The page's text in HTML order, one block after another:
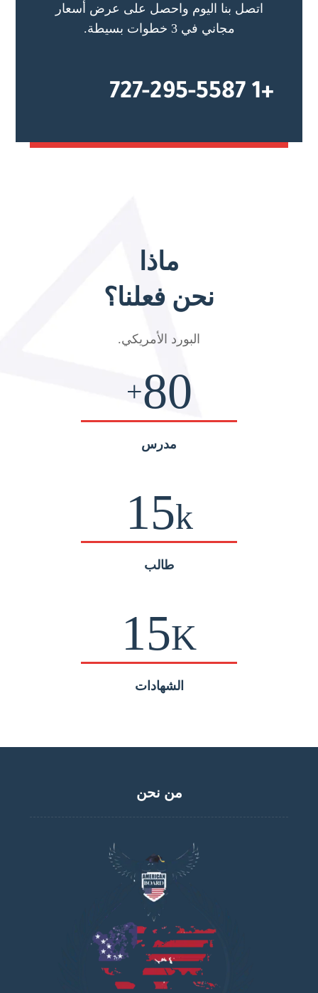
اتصل بنا اليوم واحصل على عرض أسعار
مجاني في 3 خطوات بسيطة.
+1 727-295-5587
ماذا
نحن فعلنا؟
البورد الأمريكي.
80
+
مدرس
15k
طالب
15K
الشهادات
من نحن